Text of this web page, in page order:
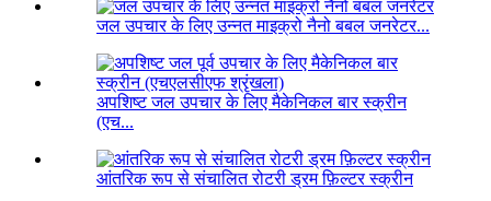
जल उपचार के लिए उन्नत माइक्रो नैनो बबल जनरेटर...
अपशिष्ट जल उपचार के लिए मैकेनिकल बार स्क्रीन
(एच...
आंतरिक रूप से संचालित रोटरी ड्रम फ़िल्टर स्क्रीन